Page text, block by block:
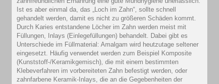
Ist es aber einmal da, das „Loch im Zahn“, sollte schnell
gehandelt werden, damit es nicht zu größeren Schäden kommt.
Durch Karies entstandene Löcher im Zahn werden meist mit
Füllungen, Inlays (Einlegefüllungen) behandelt. Dabei gibt es
Unterschiede im Füllmaterial: Amalgam wird heutzutage seltener
eingesetzt. Häufig verwendet werden zum Beispiel Komposite
(Kunststoff-/Keramikgemisch), die mit einem bestimmten
Klebeverfahren im vorbereiteten Zahn befestigt werden, oder
zahnfarbene Keramik-Inlays, die an die Gegebenheiten der